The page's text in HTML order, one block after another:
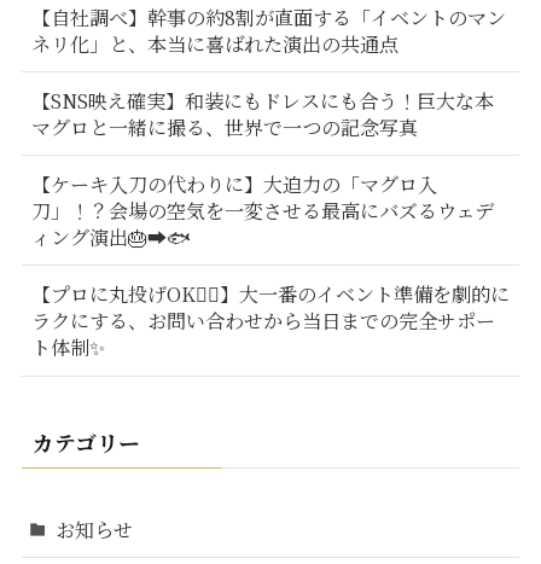
【自社調べ】幹事の約8割が直面する「イベントのマン
ネリ化」と、本当に喜ばれた演出の共通点
【SNS映え確実】和装にもドレスにも合う！巨大な本
マグロと一緒に撮る、世界で一つの記念写真
【ケーキ入刀の代わりに】大迫力の「マグロ入
刀」！？会場の空気を一変させる最高にバズるウェデ
ィング演出🎂➡️🐟
【プロに丸投げOK🙆‍♂️】大一番のイベント準備を劇的に
ラクにする、お問い合わせから当日までの完全サポー
ト体制✨
カテゴリー
お知らせ